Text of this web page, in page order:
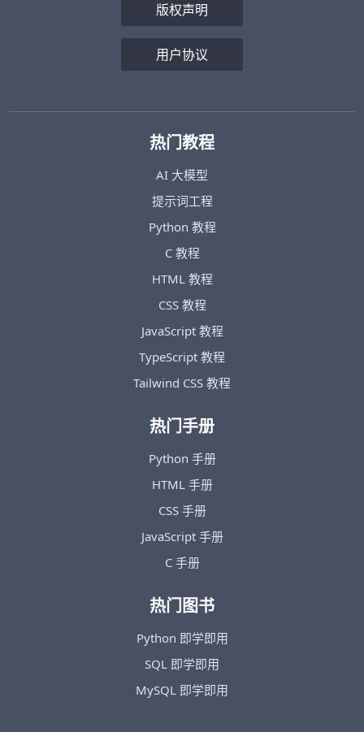
版权声明
用户协议
热门教程
AI 大模型
提示词工程
Python 教程
C 教程
HTML 教程
CSS 教程
JavaScript 教程
TypeScript 教程
Tailwind CSS 教程
热门手册
Python 手册
HTML 手册
CSS 手册
JavaScript 手册
C 手册
热门图书
Python 即学即用
SQL 即学即用
MySQL 即学即用